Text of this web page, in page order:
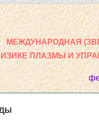
МЕЖДУНАРОДНАЯ
ПЛАЗМЫ И